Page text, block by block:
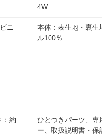
ニ
：約
4W
本体：表生地・裏生
ル100％
-
ひとつきパーツ、専
ー、取扱説明書・保